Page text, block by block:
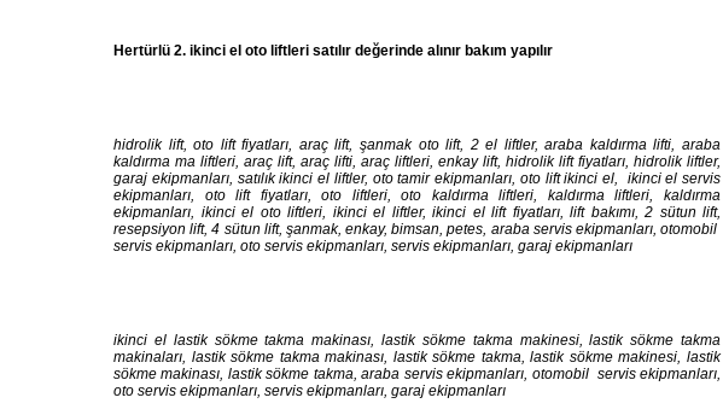
Hertürlü 2. ikinci el oto liftleri satılır değerinde alınır bakım yapılır
hidrolik lift, oto lift fiyatları, araç lift, şanmak oto lift, 2 el liftler, araba kaldırma lifti, araba
kaldırma ma liftleri, araç lift, araç lifti, araç liftleri, enkay lift, hidrolik lift fiyatları, hidrolik liftler,
garaj ekipmanları, satılık ikinci el liftler, oto tamir ekipmanları, oto lift ikinci el, ikinci el servis
ekipmanları, oto lift fiyatları, oto liftleri, oto kaldırma liftleri, kaldırma liftleri, kaldırma
ekipmanları, ikinci el oto liftleri, ikinci el liftler, ikinci el lift fiyatları, lift bakımı, 2 sütun lift,
resepsiyon lift, 4 sütun lift, şanmak, enkay, bimsan, petes, araba servis ekipmanları, otomobil
servis ekipmanları, oto servis ekipmanları, servis ekipmanları, garaj ekipmanları
ikinci el lastik sökme takma makinası, lastik sökme takma makinesi, lastik sökme takma
makinaları, lastik sökme takma makinası, lastik sökme takma, lastik sökme makinesi, lastik
sökme makinası, lastik sökme takma, araba servis ekipmanları, otomobil servis ekipmanları,
oto servis ekipmanları, servis ekipmanları, garaj ekipmanları